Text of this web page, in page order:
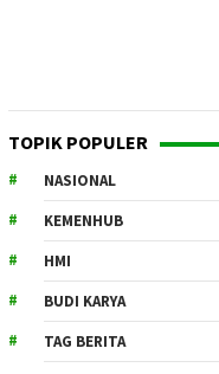
TOPIK POPULER
NASIONAL
KEMENHUB
HMI
BUDI KARYA
TAG BERITA